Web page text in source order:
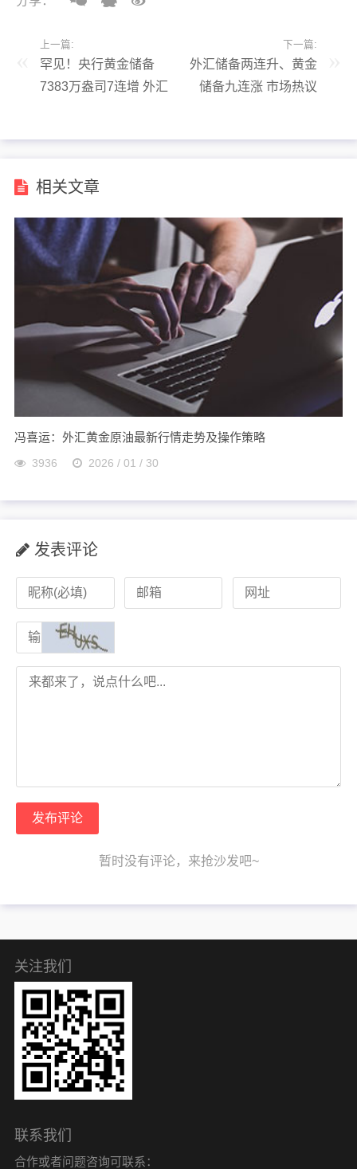
上一篇:
罕见！央行黄金储备
7383万盎司7连增 外汇
下一篇:
外汇储备两连升、黄金
储备九连涨 市场热议
相关文章
冯喜运：外汇黄金原油最新行情走势及操作策略
3936 2026 / 01 / 30
发表评论
发布评论
暂时没有评论，来抢沙发吧~
关注我们
联系我们
合作或者问题咨询可联系：